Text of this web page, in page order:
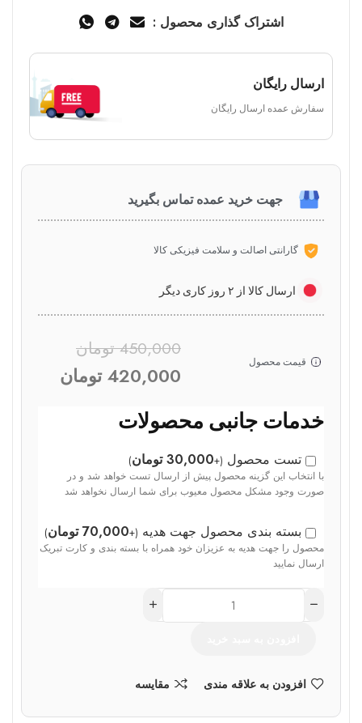
اشتراک گذاری محصول :
ارسال رایگان
سفارش عمده ارسال رایگان
جهت خرید عمده تماس بگیرید
گارانتی اصالت و سلامت فیزیکی کالا
ارسال کالا از ۲ روز کاری دیگر
قیمت محصول
450,000 تومان
420,000 تومان
خدمات جانبی محصولات
تست محصول (
+
30,000 تومان)
با انتخاب این گزینه محصول پیش از ارسال تست خواهد شد و در
صورت وجود مشکل محصول معیوب برای شما ارسال نخواهد شد
بسته بندی محصول جهت هدیه (
+
70,000 تومان)
محصول را جهت هدیه به عزیزان خود همراه با بسته بندی و کارت تبریک
ارسال نمایید
افزودن به علاقه مندی مقایسه